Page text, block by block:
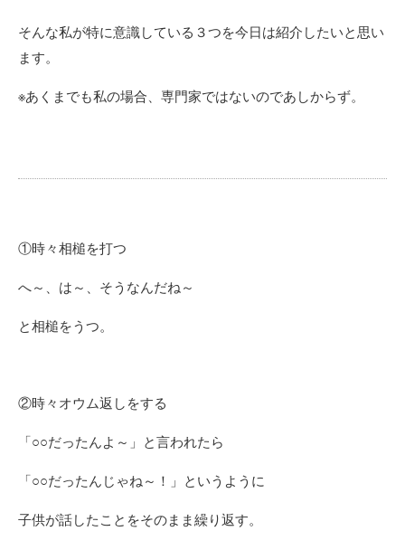
そんな私が特に意識している３つを今日は紹介したいと思い
ます。
※あくまでも私の場合、専門家ではないのであしからず。
①時々相槌を打つ
へ～、は～、そうなんだね～
と相槌をうつ。
②時々オウム返しをする
「○○だったんよ～」と言われたら
「○○だったんじゃね～！」というように
子供が話したことをそのまま繰り返す。